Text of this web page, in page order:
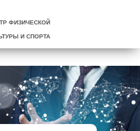
ФИЗИЧЕСКОЙ
И СПОРТА